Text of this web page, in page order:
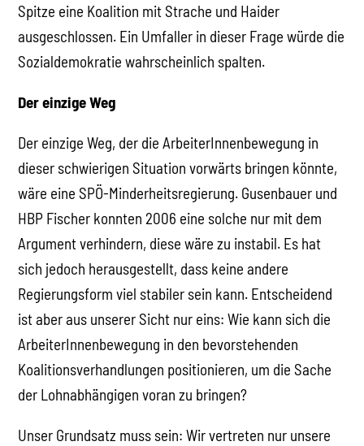
Spitze eine Koalition mit Strache und Haider
ausgeschlossen. Ein Umfaller in dieser Frage würde die
Sozialdemokratie wahrscheinlich spalten.
Der einzige Weg
Der einzige Weg, der die ArbeiterInnenbewegung in
dieser schwierigen Situation vorwärts bringen könnte,
wäre eine SPÖ-Minderheitsregierung. Gusenbauer und
HBP Fischer konnten 2006 eine solche nur mit dem
Argument verhindern, diese wäre zu instabil. Es hat
sich jedoch herausgestellt, dass keine andere
Regierungsform viel stabiler sein kann. Entscheidend
ist aber aus unserer Sicht nur eins: Wie kann sich die
ArbeiterInnenbewegung in den bevorstehenden
Koalitionsverhandlungen positionieren, um die Sache
der Lohnabhängigen voran zu bringen?
Unser Grundsatz muss sein: Wir vertreten nur unsere